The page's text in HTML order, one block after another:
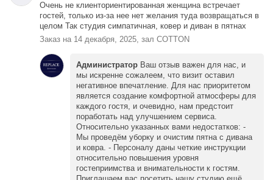
Очень не клиенториентированная женщина встречает
гостей, только из-за нее нет желания туда возвращаться в
целом Так студия симпатичная, ковер и диван в пятнах
Заказ на 14 декабря, 2025, зал COTTON
Администратор Ваш отзыв важен для нас, и
мы искренне сожалеем, что визит оставил
негативное впечатление. Для нас приоритетом
является создание комфортной атмосферы для
каждого гостя, и очевидно, нам предстоит
поработать над улучшением сервиса.
Относительно указанных вами недостатков: -
Мы проведём уборку и очистим пятна с дивана
и ковра. - Персоналу даны четкие инструкции
относительно повышения уровня
гостеприимства и внимательности к гостям.